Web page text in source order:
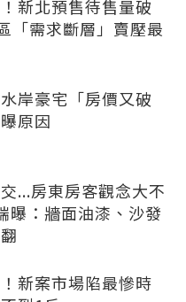
新北預售待售量破
「需求斷層」賣壓最
岸豪宅「房價又破
原因
...房東房客觀念大不
曝：牆面油漆、沙發
新案市場陷最慘時